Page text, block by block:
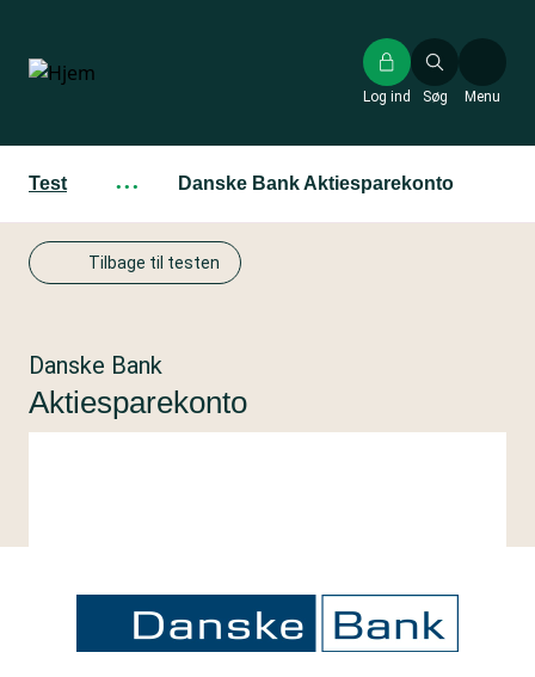
hovedindhold
Søg
Log ind Menu
Test ··· Danske Bank Aktiesparekonto
Tilbage til testen
Danske Bank
Aktiesparekonto